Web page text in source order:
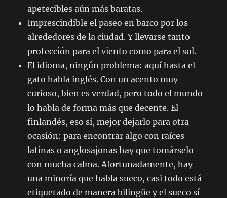
apetecibles aún más baratas.
Imprescindible el paseo en barco por los
alrededores de la ciudad. Y llevarse tanto
protección para el viento como para el sol.
El idioma, ningún problema: aquí hasta el
gato habla inglés. Con un acento muy
curioso, bien es verdad, pero todo el mundo
lo habla de forma más que decente. El
finlandés, eso sí, mejor dejarlo para otra
ocasión: para encontrar algo con raíces
latinas o anglosajonas hay que tomárselo
con mucha calma. Afortunadamente, hay
una minoría que habla sueco, casi todo está
etiquetado de manera bilingüe y el sueco sí